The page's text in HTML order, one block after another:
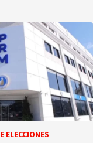
ELECCIONES